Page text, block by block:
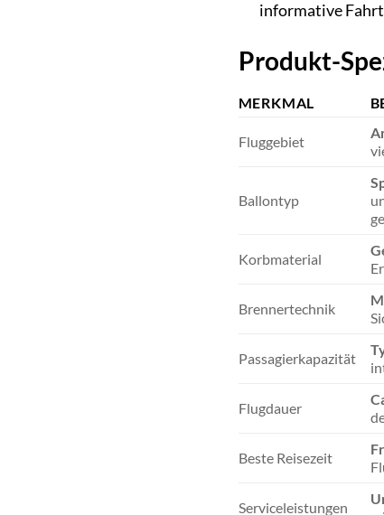
informative
Produkt-
MERKMAL
Fluggebiet
Ballontyp
Korbmaterial
Brennertechnik
Passagierkapazität
Flugdauer
Beste Reisezeit
Serviceleistungen